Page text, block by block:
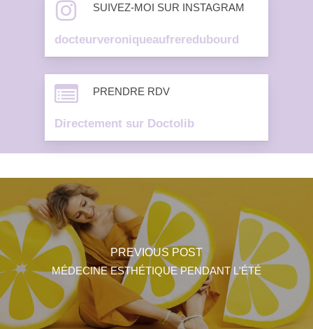
SUIVEZ-MOI SUR INSTAGRAM
docteurveroniqueaufreredubourd
PRENDRE RDV
Directement sur Doctolib
PREVIOUS POST
MÉDECINE ESTHÉTIQUE PENDANT L'ÉTÉ